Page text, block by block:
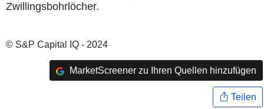
Zwillingsbohrlöcher.
© S&P Capital IQ - 2024
MarketScreener zu Ihren Quellen hinzufügen
Teilen